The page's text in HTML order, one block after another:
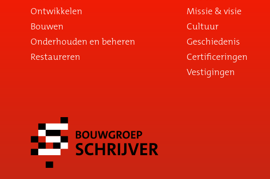
Ontwikkelen
Bouwen
Onderhouden en beheren
Restaureren
Missie & visie
Cultuur
Geschiedenis
Certificeringen
Vestigingen